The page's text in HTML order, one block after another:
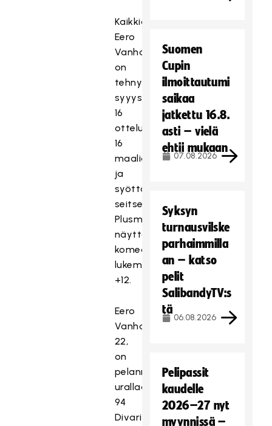
Kaikkiaan
Eero
Vanhatalo
on
tehnyt
syyyskauden
16
ottelussaan
16
maalia
ja
syöttänyt
seitsemän.
Plusmiinustilasto
näyttää
komeasti
lukemaa
+12.
Eero
Vanhatalo,
22,
on
pelannut
urallaan
94
Divarin
Suomen
Cupin
ilmoittautumi
saikaa
jatkettu 16.8.
asti – vielä
ehtii mukaan
07.08.2026
Syksyn
turnausvilske
parhaimmilla
an – katso
pelit
SalibandyTV:s
tä
06.08.2026
Pelipassit
kaudelle
2026–27 nyt
myynnissä –